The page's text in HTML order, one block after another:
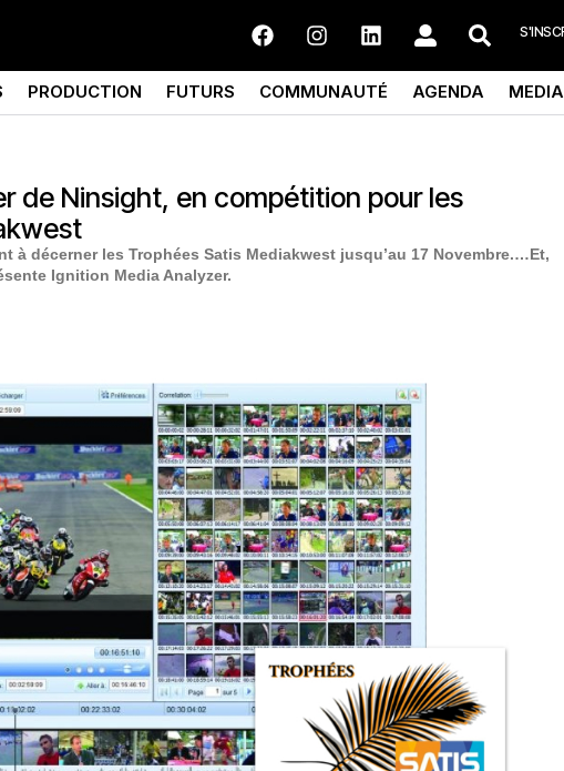
PRODUCTION FUTURS COMMUNAUTÉ AGENDA
de Ninsight, en compétition pour les
à décerner les Trophées Satis Mediakwest jusqu’au 17 Novembre.…Et,
Ignition Media Analyzer.